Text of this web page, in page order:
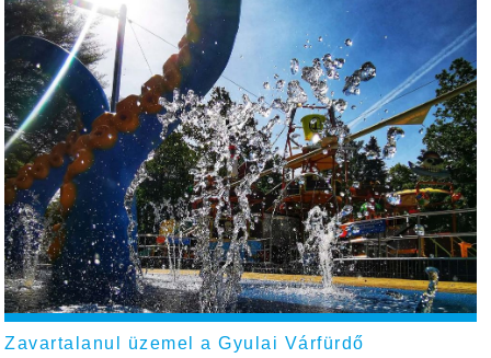
Zavartalanul üzemel a Gyulai Várfürdő